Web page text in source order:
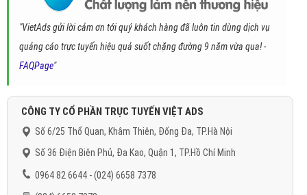
"VietAds gửi lời cảm ơn tới quý khách hàng đã luôn tin dùng dịch vụ
quảng cáo trực tuyến hiệu quả suốt chặng đường 9 năm vừa qua! -
FAQPage"
CÔNG TY CỔ PHẦN TRỰC TUYẾN VIỆT ADS
Số 6/25 Thổ Quan, Khâm Thiên, Đống Đa, TP.Hà Nội
Số 36 Điện Biên Phủ, Đa Kao, Quận 1, TP.Hồ Chí Minh
0964 82 6644 - (024) 6658 7378